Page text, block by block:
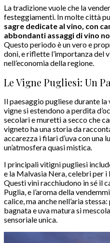
La tradizione vuole che la
festeggiamenti. In molte città
sagre dedicate al vino, con
abbondanti assaggi di vino
Questo periodo è un vero e
doni, e riflette l’importanza del
nell’economia della regione.
Le Vigne Pugliesi: Un
Il paesaggio pugliese durante
vigne si estendono a perdita
secolari e muretti a secco che
vigneto ha una storia da
accarezza i filari d’uva con una
un’atmosfera quasi mistica.
I principali vitigni pugliesi
e la Malvasia Nera, celebri per
Questi vini racchiudono in sé il
Puglia, e l’aroma della
calice, ma anche nell’aria
bagnata e uva matura si
sensoriale unica.